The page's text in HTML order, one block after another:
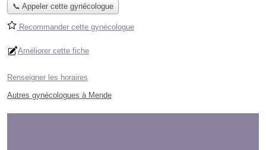
📞 Appeler cette gynécologue
Recommander cette gynécologue
Améliorer cette fiche
Renseigner les horaires
Autres gynécologues à Mende